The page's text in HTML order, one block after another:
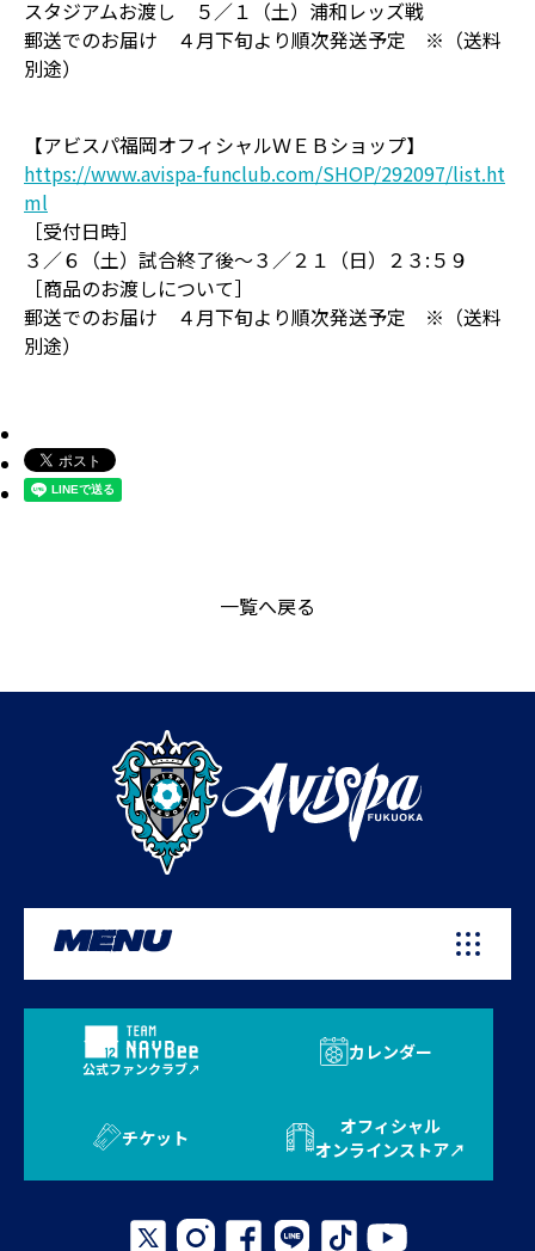
スタジアムお渡し ５／１（土）浦和レッズ戦
郵送でのお届け ４月下旬より順次発送予定 ※（送料
別途）
【アビスパ福岡オフィシャルＷＥＢショップ】
https://www.avispa-funclub.com/SHOP/292097/list.ht
ml
［受付日時］
３／６（土）試合終了後～３／２１（日）２３:５９
［商品のお渡しについて］
郵送でのお届け ４月下旬より順次発送予定 ※（送料
別途）
一覧へ戻る
MENU
公式ファンクラブ
カレンダー
チケット
オフィシャル
オンラインストア